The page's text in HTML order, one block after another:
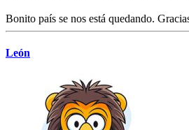
Bonito país se nos está quedando.
León